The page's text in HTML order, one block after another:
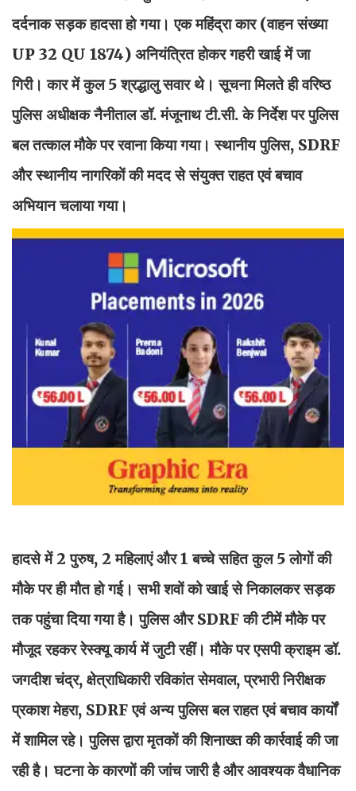
दर्दनाक सड़क हादसा हो गया। एक महिंद्रा कार (वाहन संख्या
UP 32 QU 1874) अनियंत्रित होकर गहरी खाई में जा
गिरी। कार में कुल 5 श्रद्धालु सवार थे। सूचना मिलते ही वरिष्ठ
पुलिस अधीक्षक नैनीताल डॉ. मंजूनाथ टी.सी. के निर्देश पर पुलिस
बल तत्काल मौके पर रवाना किया गया। स्थानीय पुलिस, SDRF
और स्थानीय नागरिकों की मदद से संयुक्त राहत एवं बचाव
अभियान चलाया गया।
हादसे में 2 पुरुष, 2 महिलाएं और 1 बच्चे सहित कुल 5 लोगों की
मौके पर ही मौत हो गई। सभी शवों को खाई से निकालकर सड़क
तक पहुंचा दिया गया है। पुलिस और SDRF की टीमें मौके पर
मौजूद रहकर रेस्क्यू कार्य में जुटी रहीं। मौके पर एसपी क्राइम डॉ.
जगदीश चंद्र, क्षेत्राधिकारी रविकांत सेमवाल, प्रभारी निरीक्षक
प्रकाश मेहरा, SDRF एवं अन्य पुलिस बल राहत एवं बचाव कार्यों
में शामिल रहे। पुलिस द्वारा मृतकों की शिनाख्त की कार्रवाई की जा
रही है। घटना के कारणों की जांच जारी है और आवश्यक वैधानिक